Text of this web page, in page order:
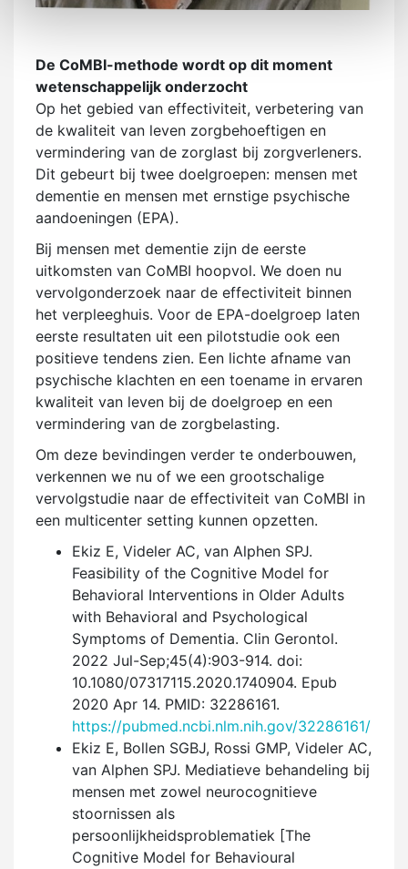
De CoMBI-methode wordt op dit moment
wetenschappelijk onderzocht
Op het gebied van effectiviteit, verbetering van
de kwaliteit van leven zorgbehoeftigen en
vermindering van de zorglast bij zorgverleners.
Dit gebeurt bij twee doelgroepen: mensen met
dementie en mensen met ernstige psychische
aandoeningen (EPA).
Bij mensen met dementie zijn de eerste
uitkomsten van CoMBI hoopvol. We doen nu
vervolgonderzoek naar de effectiviteit binnen
het verpleeghuis. Voor de EPA-doelgroep laten
eerste resultaten uit een pilotstudie ook een
positieve tendens zien. Een lichte afname van
psychische klachten en een toename in ervaren
kwaliteit van leven bij de doelgroep en een
vermindering van de zorgbelasting.
Om deze bevindingen verder te onderbouwen,
verkennen we nu of we een grootschalige
vervolgstudie naar de effectiviteit van CoMBI in
een multicenter setting kunnen opzetten.
Ekiz E, Videler AC, van Alphen SPJ.
Feasibility of the Cognitive Model for
Behavioral Interventions in Older Adults
with Behavioral and Psychological
Symptoms of Dementia. Clin Gerontol.
2022 Jul-Sep;45(4):903-914. doi:
10.1080/07317115.2020.1740904. Epub
2020 Apr 14. PMID: 32286161.
https://pubmed.ncbi.nlm.nih.gov/32286161/
Ekiz E, Bollen SGBJ, Rossi GMP, Videler AC,
van Alphen SPJ. Mediatieve behandeling bij
mensen met zowel neuro­cognitieve
stoornissen als
persoonlijkheids­problematiek [The
Cognitive Model for Behavioural